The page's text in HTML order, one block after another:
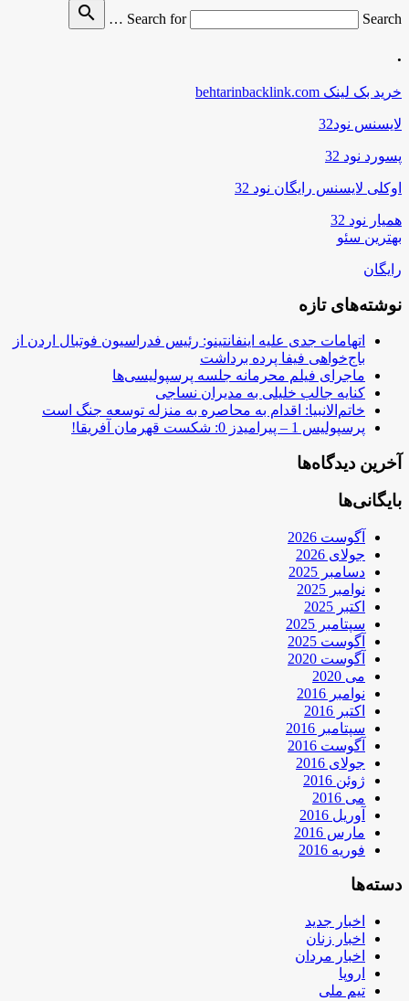
Search for
Search …
search
.
خرید بک لینک behtarinbacklink.com
لایسنس نود32
پسورد نود 32
اوکلی لایسنس رایگان نود 32
همیار نود 32
بهترین سئو
رایگان
نوشته‌های تازه
اتهامات جدی علیه اینفانتینو: رئیس فدراسیون فوتبال اردن از
باج‌خواهی فیفا پرده برداشت
ماجرای فیلم محرمانه جلسه پرسپولیسی‌ها
کنایه جالب خلیلی به مدیران نساجی
خاتم‌الانبیا: اقدام به محاصره به منزله توسعه جنگ است
پرسپولیس 1 – پیرامیدز 0: شکست قهرمان آفریقا!
آخرین دیدگاه‌ها
بایگانی‌ها
آگوست 2026
جولای 2026
دسامبر 2025
نوامبر 2025
اکتبر 2025
سپتامبر 2025
آگوست 2025
آگوست 2020
می 2020
نوامبر 2016
اکتبر 2016
سپتامبر 2016
آگوست 2016
جولای 2016
ژوئن 2016
می 2016
آوریل 2016
مارس 2016
فوریه 2016
دسته‌ها
اخبار جدید
اخبار زنان
اخبار مردان
اروپا
تیم ملی